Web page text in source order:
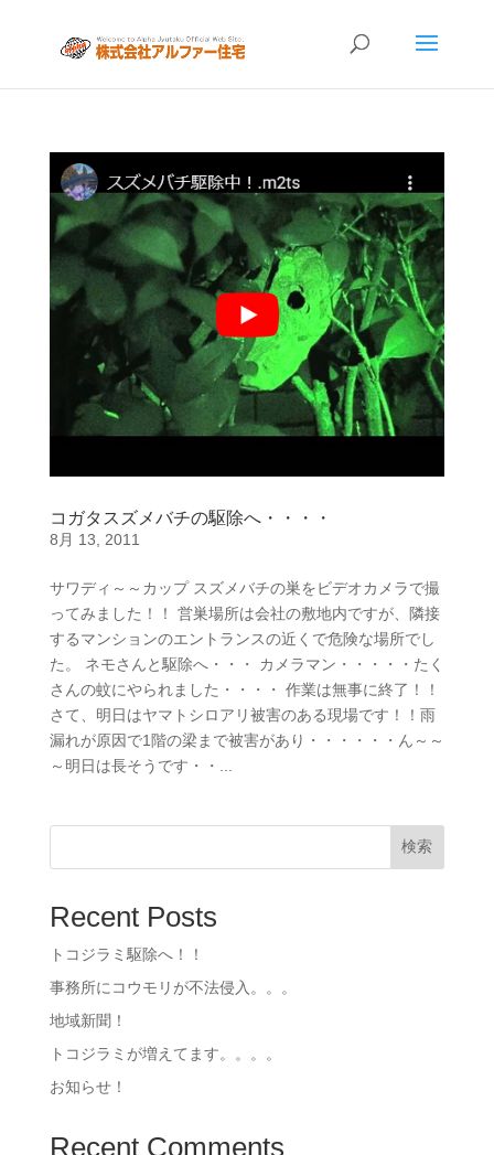
コガタスズメバチの駆除へ・・・・
8月 13, 2011
サワディ～～カップ スズメバチの巣をビデオカメラで撮
ってみました！！ 営巣場所は会社の敷地内ですが、隣接
するマンションのエントランスの近くで危険な場所でし
た。 ネモさんと駆除へ・・・ カメラマン・・・・・たく
さんの蚊にやられました・・・・ 作業は無事に終了！！
さて、明日はヤマトシロアリ被害のある現場です！！雨
漏れが原因で1階の梁まで被害があり・・・・・・ん～～
～明日は長そうです・・...
検索
Recent Posts
トコジラミ駆除へ！！
事務所にコウモリが不法侵入。。。
地域新聞！
トコジラミが増えてます。。。。
お知らせ！
Recent Comments